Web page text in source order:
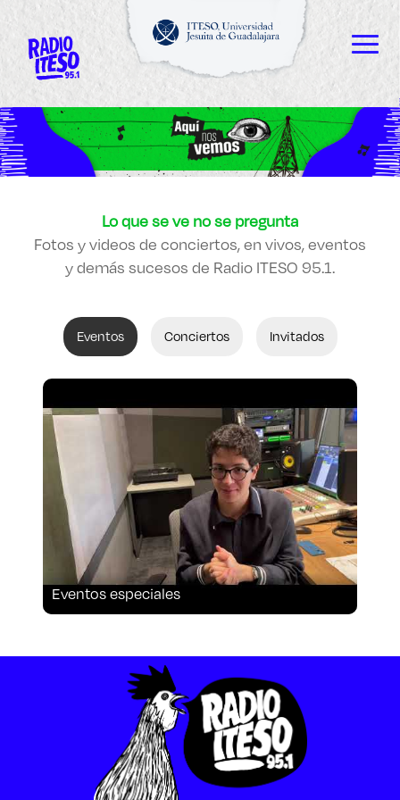
Explora sitios web, programas académicos,
actividades y noticias
Enlaces de interés
Aspirantes
Becas
Graduaciones
Derecho
Lo más buscado
ESCUCHAMOS
VEMOS
LEEMOS
Lo que se ve no se pregunta
Fotos y videos de conciertos, en vivos, eventos
y demás sucesos de Radio ITESO 95.1.
Eventos Conciertos Invitados
Eventos especiales